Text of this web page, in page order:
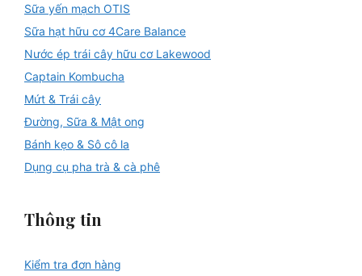
Sữa yến mạch OTIS
Sữa hạt hữu cơ 4Care Balance
Nước ép trái cây hữu cơ Lakewood
Captain Kombucha
Mứt & Trái cây
Đường, Sữa & Mật ong
Bánh kẹo & Sô cô la
Dụng cụ pha trà & cà phê
Thông tin
Kiểm tra đơn hàng